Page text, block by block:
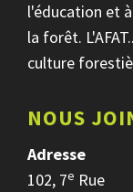
l'éducation et
la forêt.
culture
NOUS
Adresse
102, 7e Rue